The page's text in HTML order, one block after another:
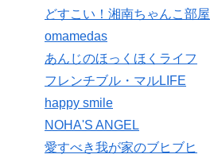
どすこい！湘南ちゃんこ部屋
omamedas
あんじのほっくほくライフ
フレンチブル・マルLIFE
happy smile
NOHA'S ANGEL
愛すべき我が家のブヒブヒ